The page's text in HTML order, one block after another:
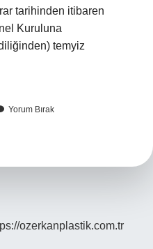
tarihinden itibaren
Kuruluna
temyiz
Yorum Bırak
ozerkanplastik.com.tr